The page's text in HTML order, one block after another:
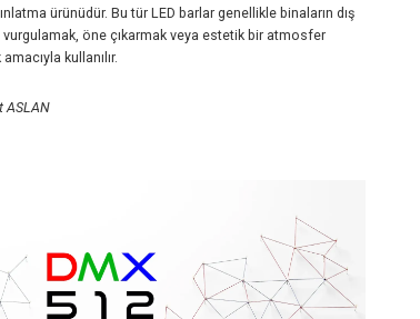
ürünüdür. Bu tür LED barlar genellikle binaların dış
öne çıkarmak veya estetik bir atmosfer
kullanılır.
ASLAN